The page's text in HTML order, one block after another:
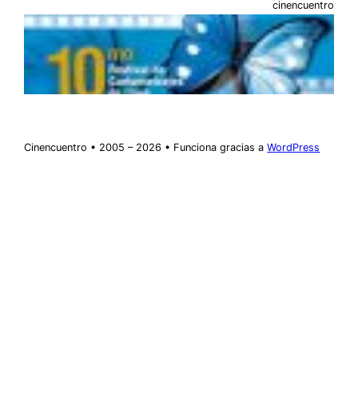
cinencuentro
Cinencuentro • 2005 – 2026 • Funciona gracias aWordPress